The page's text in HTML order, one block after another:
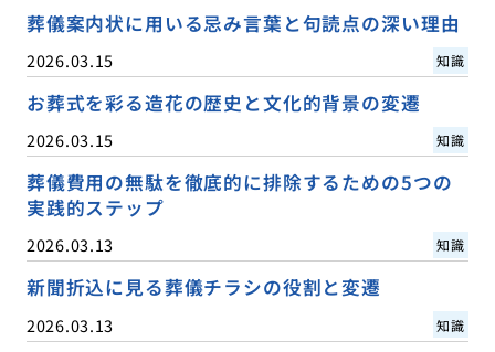
葬儀案内状に用いる忌み言葉と句読点の深い理由
2026.03.15 知識
お葬式を彩る造花の歴史と文化的背景の変遷
2026.03.15 知識
葬儀費用の無駄を徹底的に排除するための5つの
実践的ステップ
2026.03.13 知識
新聞折込に見る葬儀チラシの役割と変遷
2026.03.13 知識